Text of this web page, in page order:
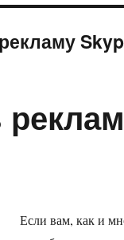
Если вам, как и